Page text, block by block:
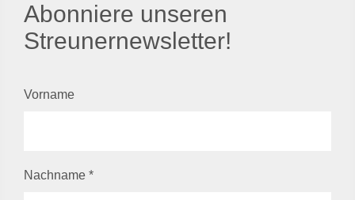
Abonniere unseren
Streunernewsletter!
Vorname
Nachname *